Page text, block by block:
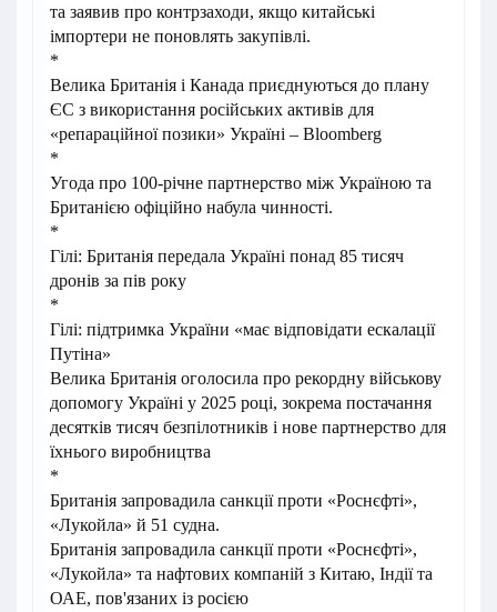
та заявив про контрзаходи, якщо китайські
імпортери не поновлять закупівлі.
*
Велика Британія і Канада приєднуються до плану
ЄС з використання російських активів для
«репараційної позики» Україні – Bloomberg
*
Угода про 100-річне партнерство між Україною та
Британією офіційно набула чинності.
*
Гілі: Британія передала Україні понад 85 тисяч
дронів за пів року
*
Гілі: підтримка України «має відповідати ескалації
Путіна»
Велика Британія оголосила про рекордну військову
допомогу Україні у 2025 році, зокрема постачання
десятків тисяч безпілотників і нове партнерство для
їхнього виробництва
*
Британія запровадила санкції проти «Роснєфті»,
«Лукойла» й 51 судна.
Британія запровадила санкції проти «Роснєфті»,
«Лукойла» та нафтових компаній з Китаю, Індії та
ОАЕ, пов'язаних із росією